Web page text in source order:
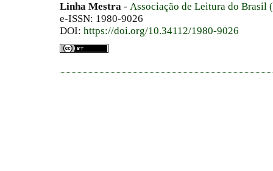
Linha Mestra - Associação de Leitura do Brasil
e-ISSN: 1980-9026
DOI: https://doi.org/10.34112/1980-9026